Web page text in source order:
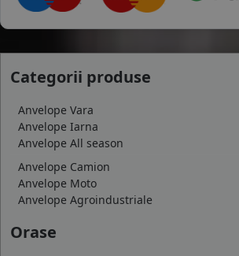
Categorii produse
Anvelope Vara
Anvelope Iarna
Anvelope All season
Anvelope Camion
Anvelope Moto
Anvelope Agroindustriale
Orase